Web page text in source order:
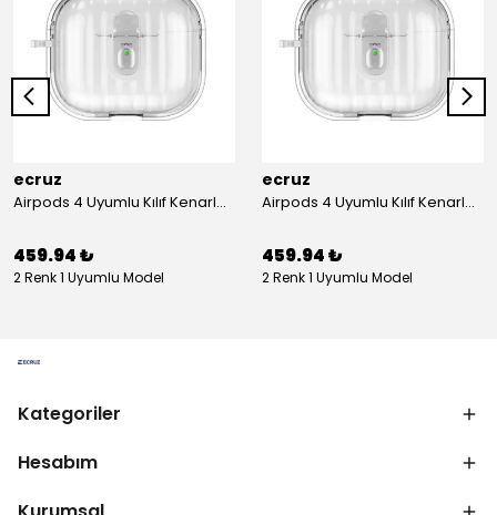
ecruz
Airpods 4 Uyumlu Kılıf Kenarları Renkli Şeffaf Dilimli Silikon Ecruz Airbag 40 Uyumlu Kılıf
459.94 ₺
2 Renk 1 Uyumlu Model
ecruz
Airpods 4 Uyumlu Kılıf Kenarları Renkli Şeffaf Dilimli Silikon Ecruz Airbag 40 Uyumlu Kılıf
459.94 ₺
2 Renk 1 Uyumlu Model
Kategoriler
Hesabım